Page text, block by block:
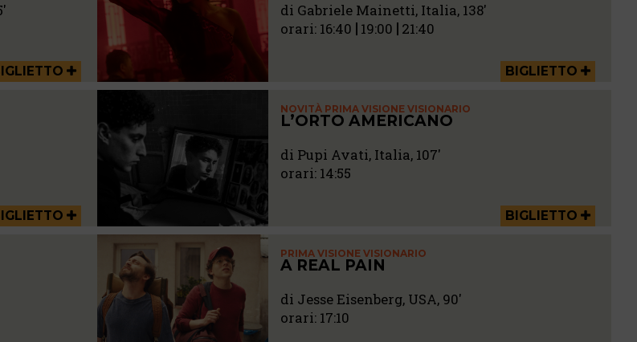
di Gabriele Mainetti, Italia, 138'
orari: 16:40 19:00 21:40
BIGLIETTO
NOVITÀ PRIMA VISIONE VISIONARIO
L’ORTO AMERICANO
di Pupi Avati, Italia, 107'
orari: 14:55
BIGLIETTO
PRIMA VISIONE VISIONARIO
A REAL PAIN
di Jesse Eisenberg, USA, 90'
orari: 17:10